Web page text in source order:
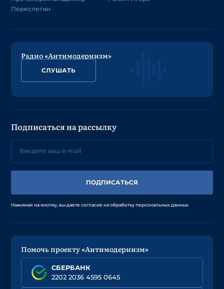
Переслегин
Радио «Антимодернизм»
СЛУШАТЬ
Подписаться на рассылку
ПОДПИСАТЬСЯ
Нажимая на кнопку, вы даете согласие на обработку персональных данных
Помочь проекту «Антимодернизм»
СБЕРБАНК
2202 2036 4595 0645